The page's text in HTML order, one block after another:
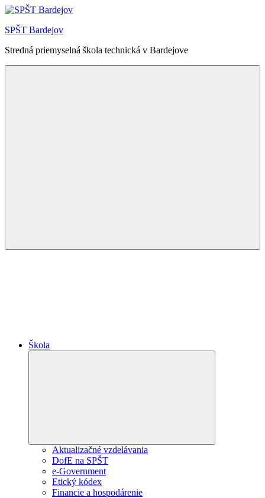
Skip
content
SPŠT Bardejov
Stredná priemyselná škola technická v Bardejove
Škola
Aktualizačné vzdelávania
DofE na SPŠT
e-Government
Etický kódex
Financie a hospodárenie